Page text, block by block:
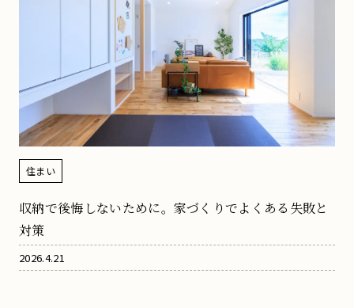
住まい
収納で後悔しないために。家づくりでよくある失敗と
対策
2026.4.21